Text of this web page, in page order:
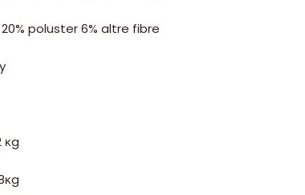
poluster 6% altre fibre
κg